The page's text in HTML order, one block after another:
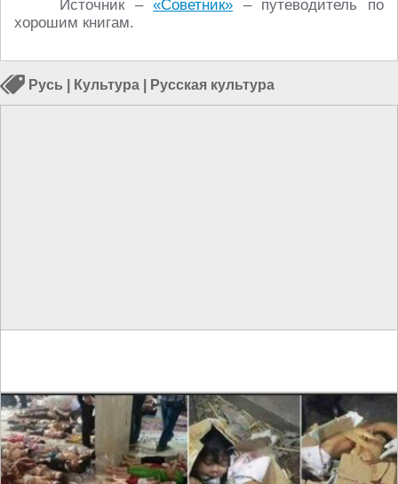
Источник –«Советник» – путеводитель по
хорошим книгам.
Русь Культура Русская культура